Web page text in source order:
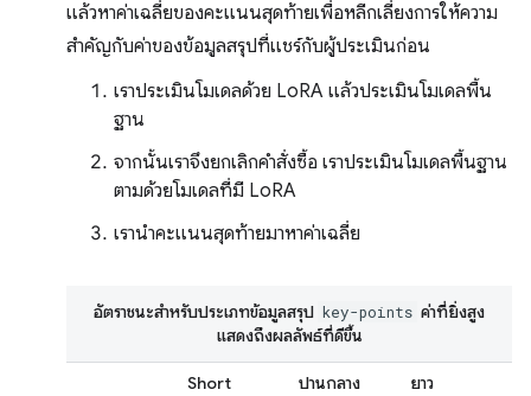
แล้วหาค่าเฉลี่ยของคะแนนสุดท้ายเพื่อหลีกเลี่ยงการให้ความ
สําคัญกับค่าของข้อมูลสรุปที่แชร์กับผู้ประเมินก่อน
เราประเมินโมเดลด้วย LoRA แล้วประเมินโมเดลพื้น
ฐาน
จากนั้นเราจึงยกเลิกคำสั่งซื้อ เราประเมินโมเดลพื้นฐาน
ตามด้วยโมเดลที่มี LoRA
เรานำคะแนนสุดท้ายมาหาค่าเฉลี่ย
Short ปานกลาง
ยาว
อัตราชนะสำหรับประเภทข้อมูลสรุป key-points ค่าที่ยิ่งสูง
แสดงถึงผลลัพธ์ที่ดีขึ้น